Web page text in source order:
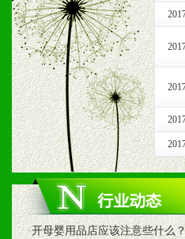
3、具备区
4、具备一
道，医药渠
5、具备较
八、品牌产
1、不断提
·开母婴用品店应该注意些什么